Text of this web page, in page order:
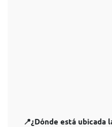
📍¿Dónde está ubicada